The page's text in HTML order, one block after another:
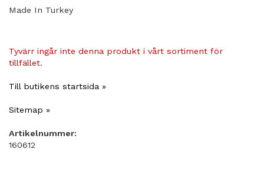
Made In Turkey
Tyvärr ingår inte denna produkt i vårt sortiment för
tillfället.
Till butikens startsida »
Sitemap »
Artikelnummer:
160612